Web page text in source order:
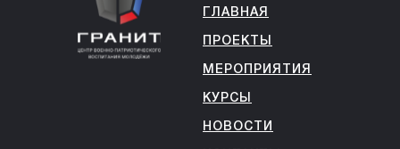
ГЛАВНАЯ
ПРОЕКТЫ
МЕРОПРИЯТИЯ
КУРСЫ
НОВОСТИ